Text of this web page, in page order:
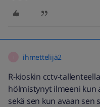
ihmettelijä2
R-kioskin cctv-
hölmistynyt ilmeeni kun
sekä sen kun avaan